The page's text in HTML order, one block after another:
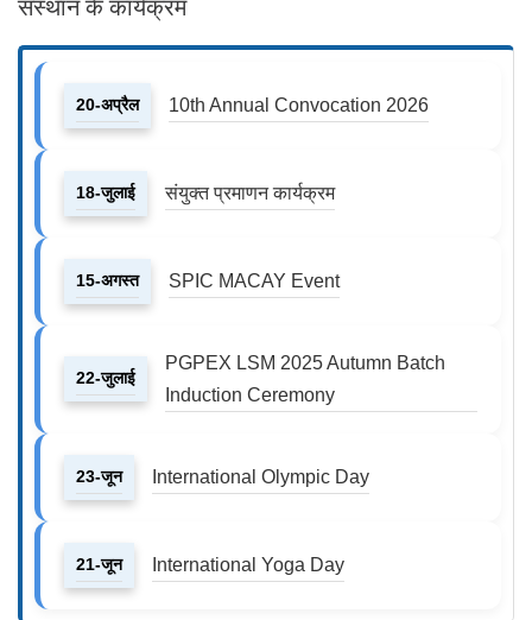
20-अप्रैल 10th Annual Convocation 2026
18-जुलाई संयुक्त प्रमाणन कार्यक्रम
15-अगस्त SPIC MACAY Event
22-जुलाई
PGPEX LSM 2025 Autumn Batch
Induction Ceremony
23-जून International Olympic Day
21-जून International Yoga Day